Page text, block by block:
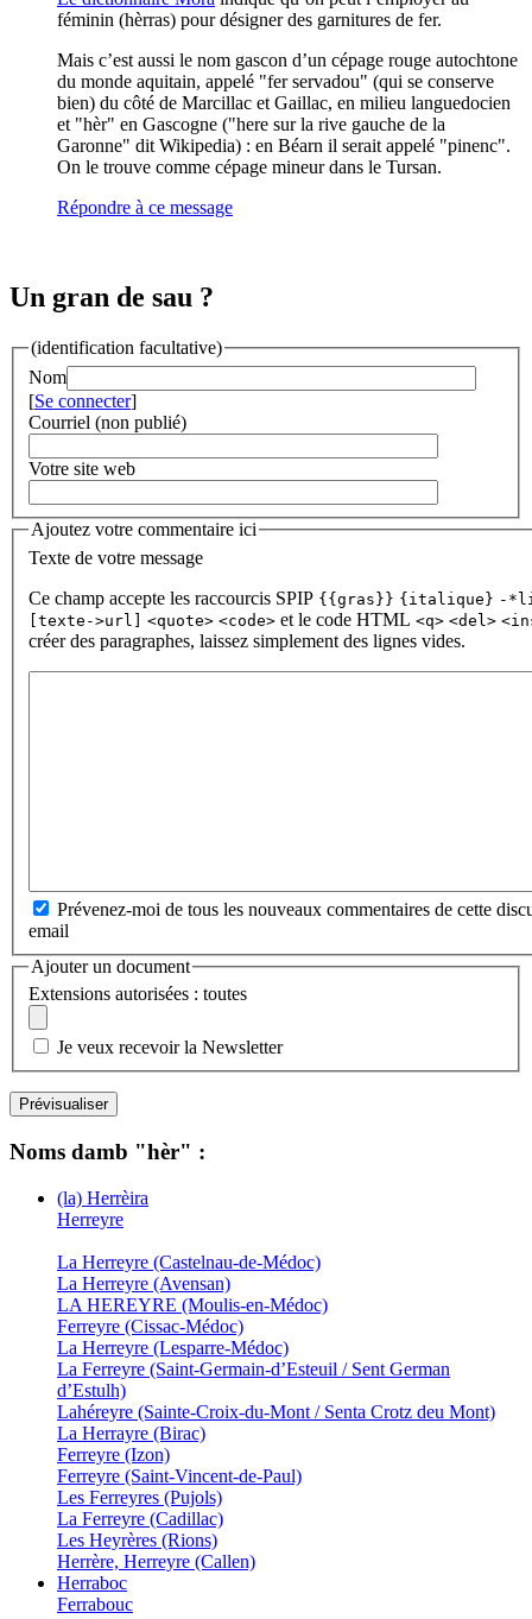
féminin (hèrras) pour désigner des garnitures de fer.
Mais c’est aussi le nom gascon d’un cépage rouge autochtone
du monde aquitain, appelé "fer servadou" (qui se conserve
bien) du côté de Marcillac et Gaillac, en milieu languedocien
et "hèr" en Gascogne ("here sur la rive gauche de la
Garonne" dit Wikipedia) : en Béarn il serait appelé "pinenc".
On le trouve comme cépage mineur dans le Tursan.
Répondre à ce message
Un gran de sau ?
(identification facultative)
Nom
[Se connecter]
Courriel (non publié)
Votre site web
Ajoutez votre commentaire ici
Texte de votre message
Ce champ accepte les raccourcis SPIP {{gras}} {italique} -
[texte->url] <quote> <code> et le code HTML <q> <del>
créer des paragraphes, laissez simplement des lignes vides.
Prévenez-moi de tous les nouveaux commentaires de cette
email
Ajouter un document
Extensions autorisées : toutes
Je veux recevoir la Newsletter
Noms damb "hèr" :
(la) Herrèira
Herreyre
La Herreyre (Castelnau-de-Médoc)
La Herreyre (Avensan)
LA HEREYRE (Moulis-en-Médoc)
Ferreyre (Cissac-Médoc)
La Herreyre (Lesparre-Médoc)
La Ferreyre (Saint-Germain-d’Esteuil / Sent German
d’Estulh)
Lahéreyre (Sainte-Croix-du-Mont / Senta Crotz deu Mont)
La Herrayre (Birac)
Ferreyre (Izon)
Ferreyre (Saint-Vincent-de-Paul)
Les Ferreyres (Pujols)
La Ferreyre (Cadillac)
Les Heyrères (Rions)
Herrère, Herreyre (Callen)
Herraboc
Ferrabouc